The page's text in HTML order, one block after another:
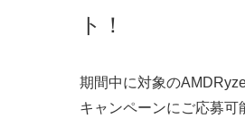
ト！
期間中に対象の
キャンペーンにご応募可